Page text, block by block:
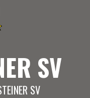
SV
SV